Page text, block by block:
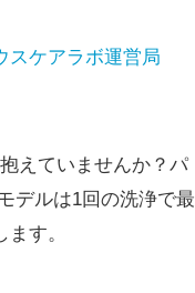
スケアラボ運営局
えていませんか？パ
デルは1回の洗浄で最
ます。